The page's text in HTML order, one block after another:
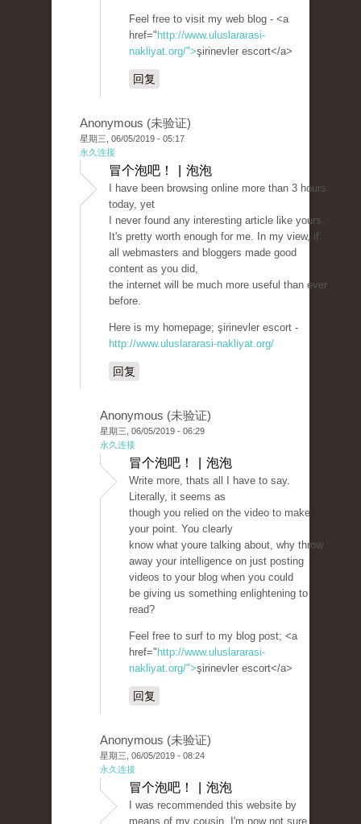
Feel free to visit my web blog - <a
href=" http://www.uluslararasi-
nakliyat.org/">şirinevler escort</a>
回复
Anonymous (未验证)
星期三, 06/05/2019 - 05:17
永久连接
冒个泡吧！ | 泡泡
I have been browsing online more than 3 hours
today, yet
I never found any interesting article like yours.
It's pretty worth enough for me. In my view, if
all webmasters and bloggers made good
content as you did,
the internet will be much more useful than ever
before.
Here is my homepage; şirinevler escort -
http://www.uluslararasi-nakliyat.org/
回复
Anonymous (未验证)
星期三, 06/05/2019 - 06:29
永久连接
冒个泡吧！ | 泡泡
Write more, thats all I have to say.
Literally, it seems as
though you relied on the video to make
your point. You clearly
know what youre talking about, why throw
away your intelligence on just posting
videos to your blog when you could
be giving us something enlightening to
read?
Feel free to surf to my blog post; <a
href=" http://www.uluslararasi-
nakliyat.org/">şirinevler escort</a>
回复
Anonymous (未验证)
星期三, 06/05/2019 - 08:24
永久连接
冒个泡吧！ | 泡泡
I was recommended this website by
means of my cousin. I'm now not sure